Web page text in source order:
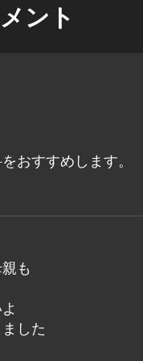
ント
おすすめします。
も
した